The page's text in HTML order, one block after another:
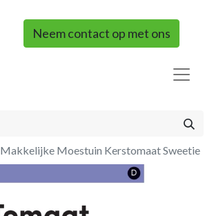
Neem contact op met ons
Makkelijke Moestuin Kerstomaat Sweetie